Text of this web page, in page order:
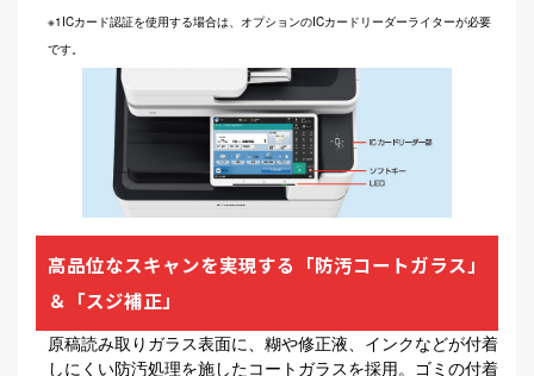
※1ICカード認証を使用する場合は、オプションのICカードリーダーライターが必要
です。
高品位なスキャンを実現する「防汚コートガラス」
＆「スジ補正」
原稿読み取りガラス表面に、糊や修正液、インクなどが付着
しにくい防汚処理を施したコートガラスを採用。ゴミの付着